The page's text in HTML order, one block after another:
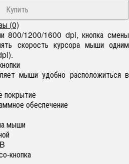
(0)
800/1200/1600 dpi, кнопка смены
скорость курсора мыши одним
мыши удобно расположиться в
покрытие
обеспечение
мыши
кнопка